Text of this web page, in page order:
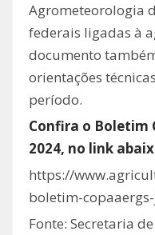
Agrometeorologia
federais ligadas à
documento
orientações
período.
Confira o Boletim
2024, no link
https://
boletim-
Fonte: Secretaria